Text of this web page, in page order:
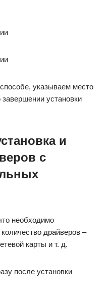
указываем место
установки
и
с
необходимо
драйверов –
карты и т. д.
после установки